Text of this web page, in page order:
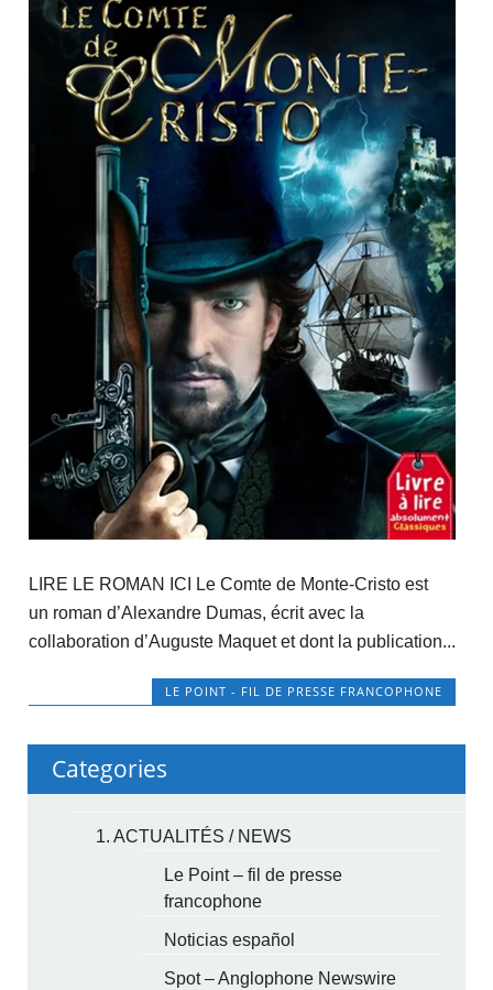
LIRE LE ROMAN ICI Le Comte de Monte-Cristo est
un roman d’Alexandre Dumas, écrit avec la
collaboration d’Auguste Maquet et dont la publication...
LE POINT - FIL DE PRESSE FRANCOPHONE
Categories
1. ACTUALITÉS / NEWS
Le Point – fil de presse
francophone
Noticias español
Spot – Anglophone Newswire